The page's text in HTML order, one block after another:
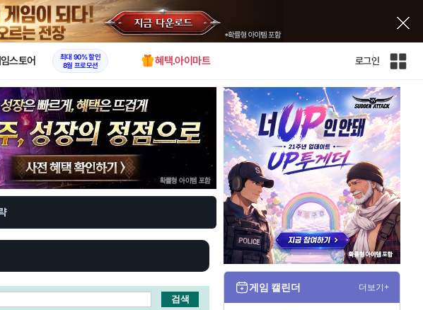
X
스토어
최대 90% 할인
8월 프로모션
혜택.아이마트 로그인
인
전
사
이
트
검색
게임 캘린더 더보기+